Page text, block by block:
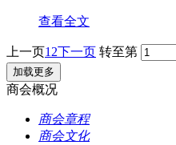
查看全文
上一页1 2下一页 转至第
加载更多
商会概况
商会章程
商会文化